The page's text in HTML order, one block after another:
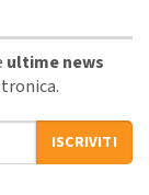
ultime news
ISCRIVITI